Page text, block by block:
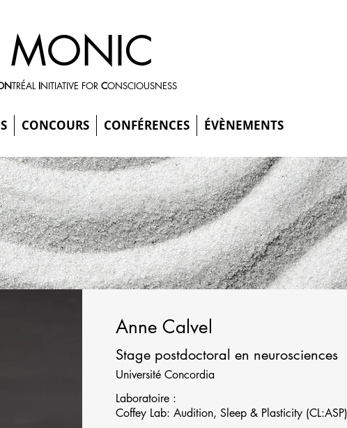
MONIC
TRÉAL INITIATIVE FOR CONSCIOUSNESS
CONCOURS CONFÉRENCES ÉVÈNEMENTS
Anne Calvel
Stage postdoctoral en neurosciences
Université Concordia
Laboratoire :
Coffey Lab: Audition, Sleep & Plasticity (CL:ASP)